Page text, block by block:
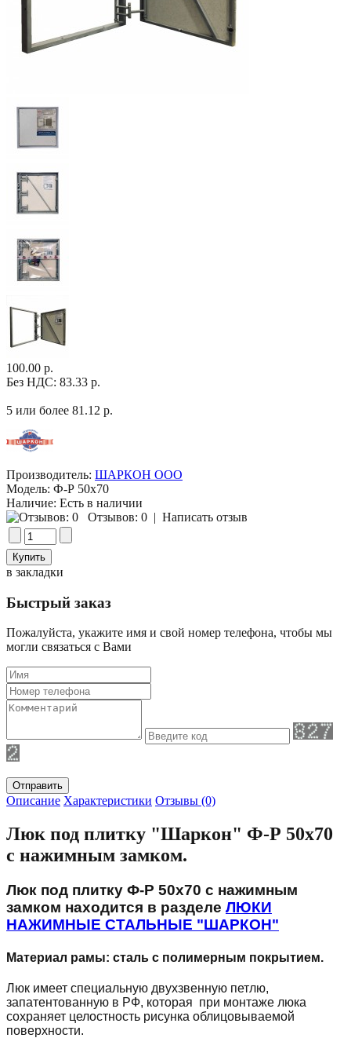
100.00 р.
Без НДС: 83.33 р.
5 или более 81.12 р.
Производитель: ШАРКОН ООО
Модель: Ф-Р 50х70
Наличие: Есть в наличии
Отзывов: 0 | Написать отзыв
в закладки
Быстрый заказ
Пожалуйста, укажите имя и свой номер телефона, чтобы мы
могли связаться с Вами
Отправить
Описание Характеристики Отзывы (0)
Люк под плитку "Шаркон" Ф-Р 50х70
с нажимным замком.
Люк под плитку Ф-Р 50х70 с нажимным
замком находится в разделе ЛЮКИ
НАЖИМНЫЕ СТАЛЬНЫЕ "ШАРКОН"
Материал рамы: сталь с полимерным покрытием.
Люк имеет специальную двухзвенную петлю,
запатентованную в РФ, которая при монтаже люка
сохраняет целостность рисунка облицовываемой
поверхности.